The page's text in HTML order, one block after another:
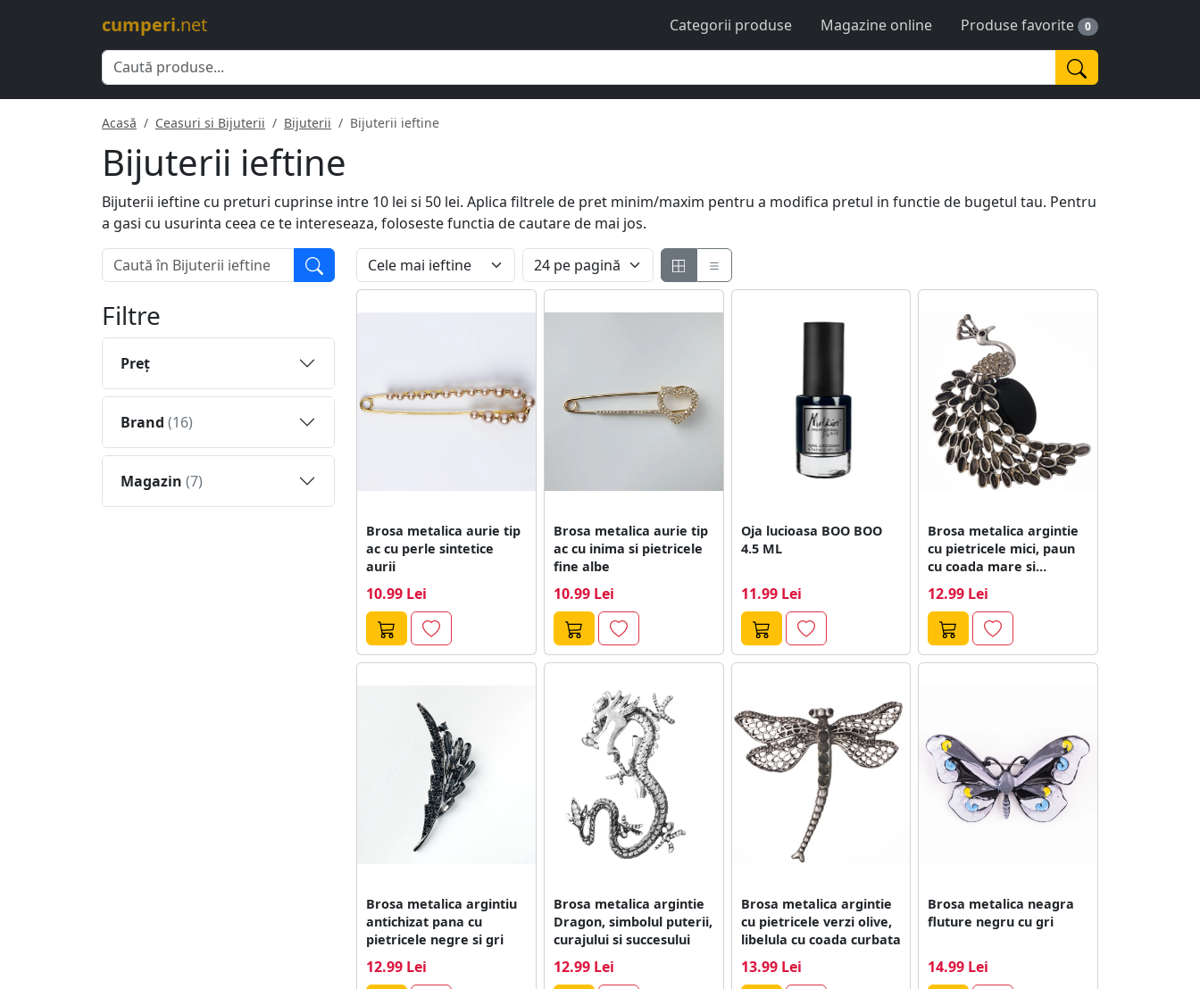
cumperi.net Categorii produse Magazine online Produse favorite 0
Acasă Ceasuri si Bijuterii Bijuterii Bijuterii ieftine
Bijuterii ieftine
Bijuterii ieftine cu preturi cuprinse intre 10 lei si 50 lei. Aplica filtrele de pret minim/maxim pentru a modifica pretul in functie de bugetul tau. Pentru
a gasi cu usurinta ceea ce te intereseaza, foloseste functia de cautare de mai jos.
Filtre
Preţ
Brand (16)
Magazin (7)
Brosa metalica aurie tip
ac cu perle sintetice
aurii
10.99 Lei
Brosa metalica aurie tip
ac cu inima si pietricele
fine albe
10.99 Lei
Oja lucioasa BOO BOO
4.5 ML
11.99 Lei
Brosa metalica argintie
cu pietricele mici, paun
cu coada mare si
12.99 Lei
Brosa metalica argintiu
antichizat pana cu
pietricele negre si gri
12.99 Lei
Brosa metalica argintie
Dragon, simbolul puterii,
curajului si succesului
12.99 Lei
Brosa metalica argintie
cu pietricele verzi olive,
libelula cu coada curbata
13.99 Lei
Brosa metalica neagra
fluture negru cu gri
14.99 Lei